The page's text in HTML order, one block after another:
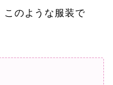
このような服装で